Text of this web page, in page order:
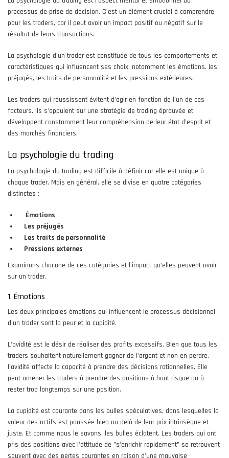
processus de prise de décision. C'est un élément crucial à comprendre
pour les traders, car il peut avoir un impact positif ou négatif sur le
résultat de leurs transactions.
La psychologie d'un trader est constituée de tous les comportements et
caractéristiques qui influencent ses choix, notamment les émotions, les
préjugés, les traits de personnalité et les pressions extérieures.
Les traders qui réussissent évitent d'agir en fonction de l'un de ces
facteurs. Ils s'appuient sur une stratégie de trading éprouvée et
développent constamment leur compréhension de leur état d'esprit et
des marchés financiers.
La psychologie du trading
La psychologie du trading est difficile à définir car elle est unique à
chaque trader. Mais en général, elle se divise en quatre catégories
distinctes :
Émotions
Les préjugés
Les traits de personnalité
Pressions externes
Examinons chacune de ces catégories et l'impact qu'elles peuvent avoir
sur un trader.
1. Émotions
Les deux principales émotions qui influencent le processus décisionnel
d'un trader sont la peur et la cupidité.
L'avidité est le désir de réaliser des profits excessifs. Bien que tous les
traders souhaitent naturellement gagner de l'argent et non en perdre,
l'avidité affecte la capacité à prendre des décisions rationnelles. Elle
peut amener les traders à prendre des positions à haut risque ou à
rester trop longtemps sur une position.
La cupidité est courante dans les bulles spéculatives, dans lesquelles la
valeur des actifs est poussée bien au-delà de leur prix intrinsèque et
juste. Et comme nous le savons, les bulles éclatent. Les traders qui ont
pris des positions avec l'attitude de "s'enrichir rapidement" se retrouvent
souvent avec des pertes courantes en raison d'une mauvaise